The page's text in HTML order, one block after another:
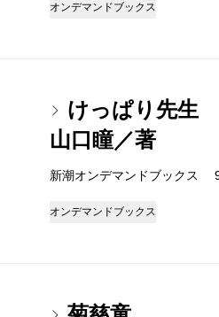
オンデマンドブックス
けっぱり先生
山口瞳／著
新潮オンデマンドブック
オンデマンドブックス